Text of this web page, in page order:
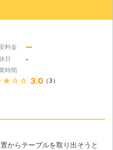
。自分達では、簡単に見える
わからなかったですし、きち
28日
料金 ー
日 -
時間
3.0（3）
からテーブルを取り出そうと